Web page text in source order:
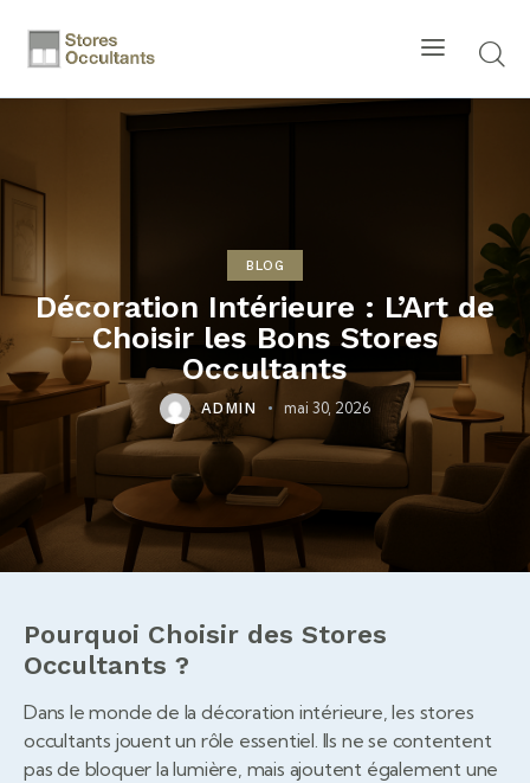
BLOG
Décoration Intérieure : L’Art de
Choisir les Bons Stores
Occultants
ADMIN mai 30, 2026
Pourquoi Choisir des Stores
Occultants ?
Dans le monde de la décoration intérieure, les stores
occultants jouent un rôle essentiel. Ils ne se contentent
pas de bloquer la lumière, mais ajoutent également une